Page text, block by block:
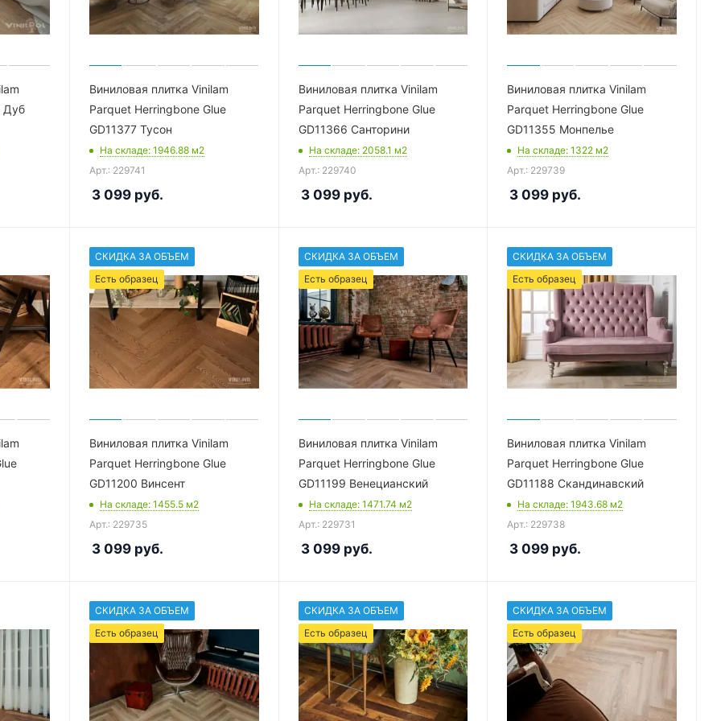
Дуб
Виниловая плитка Vinilam
Parquet Herringbone Glue
GD11377 Тусон
На складе: 1946.88 м2
Арт.: 229741
3 099руб.
Виниловая плитка Vinilam
Parquet Herringbone Glue
GD11366 Санторини
На складе: 2058.1 м2
Арт.: 229740
3 099руб.
Виниловая плитка Vinilam
Parquet Herringbone Glue
GD11355 Монпелье
На складе: 1322 м2
Арт.: 229739
3 099 руб.
СКИДКА ЗА ОБЪЕМ
Есть образец
Виниловая плитка Vinilam
Parquet Herringbone Glue
GD11200 Винсент
На складе: 1455.5 м2
Арт.: 229735
3 099руб.
СКИДКА ЗА ОБЪЕМ
Есть образец
Виниловая плитка Vinilam
Parquet Herringbone Glue
GD11199 Венецианский
На складе: 1471.74 м2
Арт.: 229731
3 099руб.
СКИДКА ЗА ОБЪЕМ
Есть образец
Виниловая плитка Vinilam
Parquet Herringbone Glue
GD11188 Скандинавский
На складе: 1943.68 м2
Арт.: 229738
3 099 руб.
СКИДКА ЗА ОБЪЕМ
Есть образец
СКИДКА ЗА ОБЪЕМ
Есть образец
СКИДКА ЗА ОБЪЕМ
Есть образец